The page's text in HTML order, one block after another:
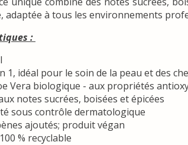
adaptée à tous les environnements
:
1, idéal pour le soin de la peau et des
Vera biologique - aux propriétés
notes sucrées, boisées et épicées
sous contrôle dermatologique
ajoutés; produit végan
% recyclable